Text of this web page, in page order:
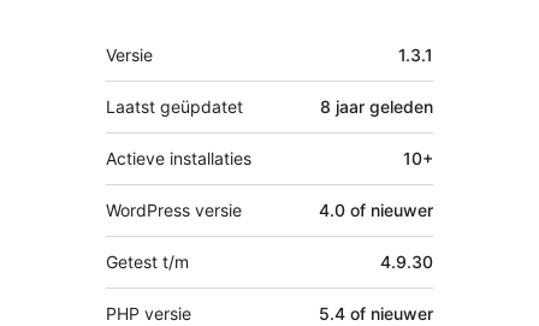
Meta
Versie 1.3.1
Laatst geüpdatet 8 jaar geleden
Actieve installaties 10+
WordPress versie 4.0 of nieuwer
Getest t/m 4.9.30
PHP versie 5.4 of nieuwer